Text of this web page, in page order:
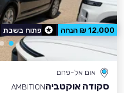
אום אל-פחם
סקודה אוקטביהAMBITION
12,000 ₪ הנחה פתוח בשבת